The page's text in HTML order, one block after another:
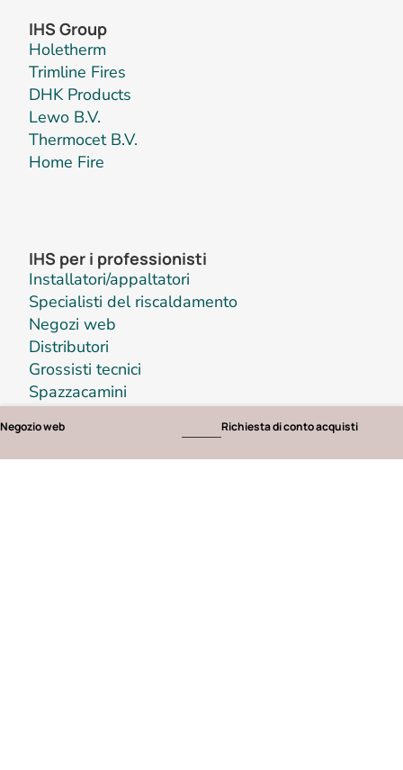
Negozio web Richiesta di conto acquisti
IHS Group
Holetherm
Trimline Fires
DHK Products
Lewo B.V.
Thermocet B.V.
Home Fire
IHS per i professionisti
Installatori/appaltatori
Specialisti del riscaldamento
Negozi web
Distributori
Grossisti tecnici
Spazzacamini
Iscriviti alla newsletter di IHS
Iscriviti alla nostra newsletter e rimani